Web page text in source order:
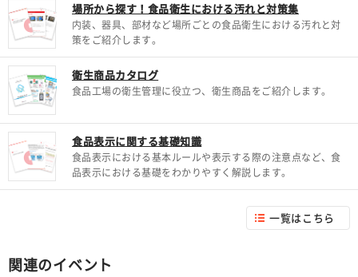
場所から探す！食品衛生における汚れと対策集
内装、器具、部材など場所ごとの食品衛生における汚れと対
策をご紹介します。
衛生商品カタログ
食品工場の衛生管理に役立つ、衛生商品をご紹介します。
食品表示に関する基礎知識
食品表示における基本ルールや表示する際の注意点など、食
品表示における基礎をわかりやすく解説します。
一覧はこちら
関連のイベント